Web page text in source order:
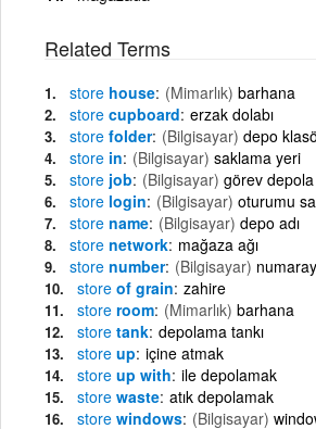
Related Terms
store house (Mimarlık) barhana
store cupboard erzak dolabı
store folder (Bilgisayar) depo
store in (Bilgisayar) saklama yeri
store job (Bilgisayar) görev depola
store login (Bilgisayar) oturumu
store name (Bilgisayar) depo adı
store network mağaza ağı
store number (Bilgisayar)
store of grain zahire
store room (Mimarlık) barhana
store tank depolama tankı
store up içine atmak
store up with ile depolamak
store waste atık depolamak
store windows (Bilgisayar)